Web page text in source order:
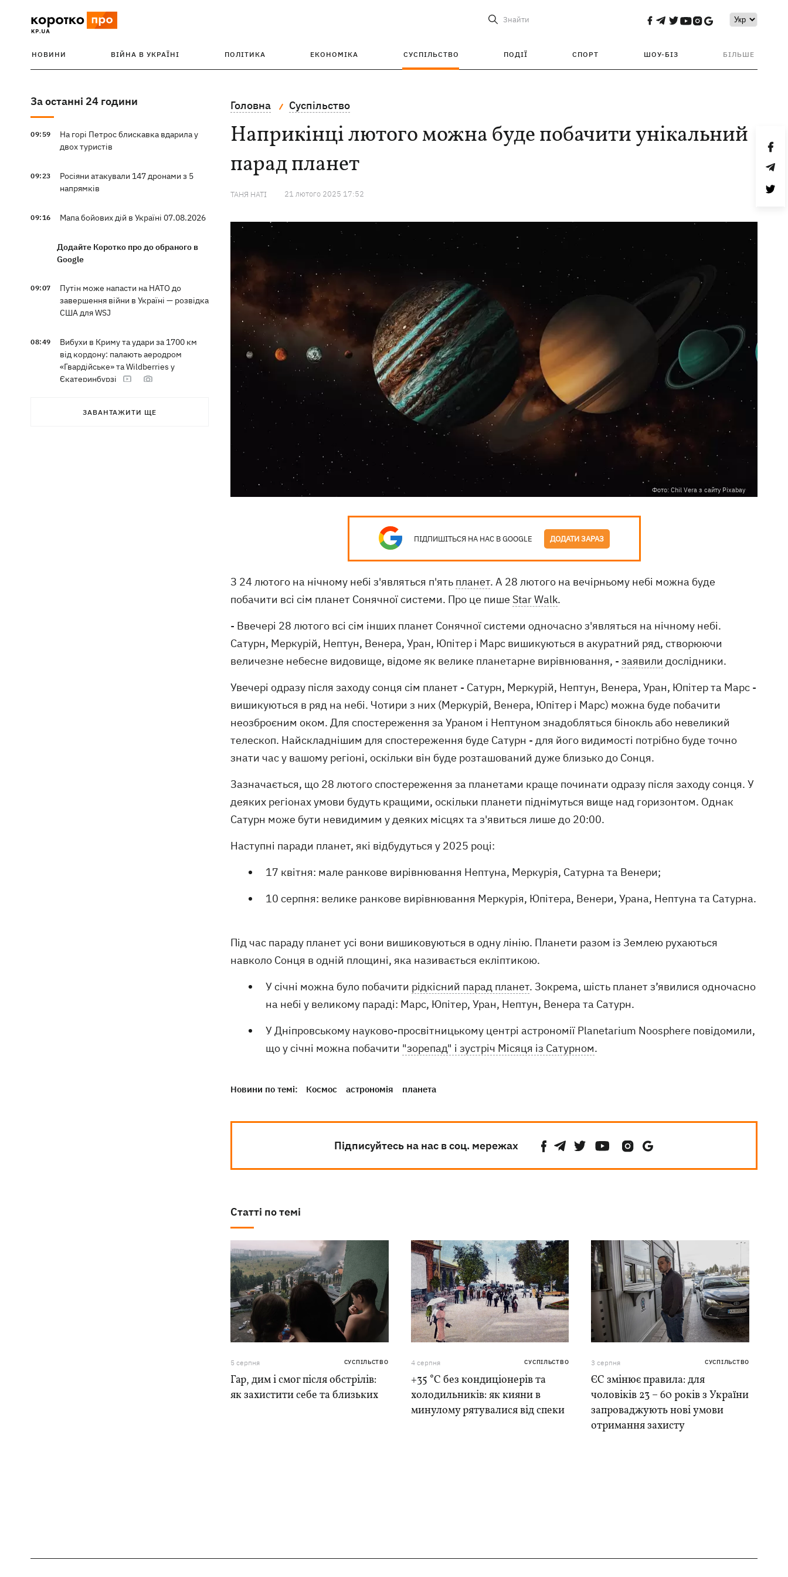
Знайти
НОВИНИ ВІЙНА В УКРАЇНІ ПОЛІТИКА ЕКОНОМІКА СУСПІЛЬСТВО ПОДІЇ СПОРТ ШОУ-БІЗ БІЛЬШЕ
За останні 24 години
09:59
На горі Петрос блискавка вдарила у
двох туристів
09:23
Росіяни атакували 147 дронами з 5
напрямків
09:16 Мапа бойових дій в Україні 07.08.2026
Додайте Коротко про до обраного в
Google
09:07
Путін може напасти на НАТО до
завершення війни в Україні — розвідка
США для WSJ
08:49
Вибухи в Криму та удари за 1700 км
від кордону: палають аеродром
«Гвардійське» та Wildberries у
Єкатеринбурзі
МВС Німеччини спростувало
ЗАВАНТАЖИТИ ЩЕ
Головна Суспільство
Наприкінці лютого можна буде побачити унікальний
парад планет
ТАНЯ НАТІ 21 лютого 2025 17:52
Фото: Chil Vera з сайту Pixabay
ПІДПИШІТЬСЯ НА НАС В GOOGLE ДОДАТИ ЗАРАЗ
З 24 лютого на нічному небі з'являться п'ять планет. А 28 лютого на вечірньому небі можна буде
побачити всі сім планет Сонячної системи. Про це пише Star Walk.
- Ввечері 28 лютого всі сім інших планет Сонячної системи одночасно з'являться на нічному небі.
Сатурн, Меркурій, Нептун, Венера, Уран, Юпітер і Марс вишикуються в акуратний ряд, створюючи
величезне небесне видовище, відоме як велике планетарне вирівнювання, - заявили дослідники.
Увечері одразу після заходу сонця сім планет - Сатурн, Меркурій, Нептун, Венера, Уран, Юпітер та Марс -
вишикуються в ряд на небі. Чотири з них (Меркурій, Венера, Юпітер і Марс) можна буде побачити
неозброєним оком. Для спостереження за Ураном і Нептуном знадобляться бінокль або невеликий
телескоп. Найскладнішим для спостереження буде Сатурн - для його видимості потрібно буде точно
знати час у вашому регіоні, оскільки він буде розташований дуже близько до Сонця.
Зазначається, що 28 лютого спостереження за планетами краще починати одразу після заходу сонця. У
деяких регіонах умови будуть кращими, оскільки планети піднімуться вище над горизонтом. Однак
Сатурн може бути невидимим у деяких місцях та з'явиться лише до 20:00.
Наступні паради планет, які відбудуться у 2025 році:
17 квітня: мале ранкове вирівнювання Нептуна, Меркурія, Сатурна та Венери;
10 серпня: велике ранкове вирівнювання Меркурія, Юпітера, Венери, Урана, Нептуна та Сатурна.
Під час параду планет усі вони вишиковуються в одну лінію. Планети разом із Землею рухаються
навколо Сонця в одній площині, яка називається екліптикою.
У січні можна було побачити рідкісний парад планет. Зокрема, шість планет з’явилися одночасно
на небі у великому параді: Марс, Юпітер, Уран, Нептун, Венера та Сатурн.
У Дніпровському науково-просвітницькому центрі астрономії Planetarium Noosphere повідомили,
що у січні можна побачити "зорепад" і зустріч Місяця із Сатурном.
Новини по темі: Космос астрономія планета
Підписуйтесь на нас в соц. мережах
Статті по темі
5 серпня СУСПІЛЬСТВО
Гар, дим і смог після обстрілів:
як захистити себе та близьких
4 серпня СУСПІЛЬСТВО
+35 °C без кондиціонерів та
холодильників: як кияни в
минулому рятувалися від спеки
3 серпня СУСПІЛЬСТВО
ЄС змінює правила: для
чоловіків 23 – 60 років з України
запроваджують нові умови
отримання захисту